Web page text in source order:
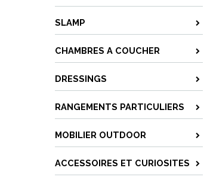
SLAMP
CHAMBRES A COUCHER
DRESSINGS
RANGEMENTS PARTICULIERS
MOBILIER OUTDOOR
ACCESSOIRES ET CURIOSITES